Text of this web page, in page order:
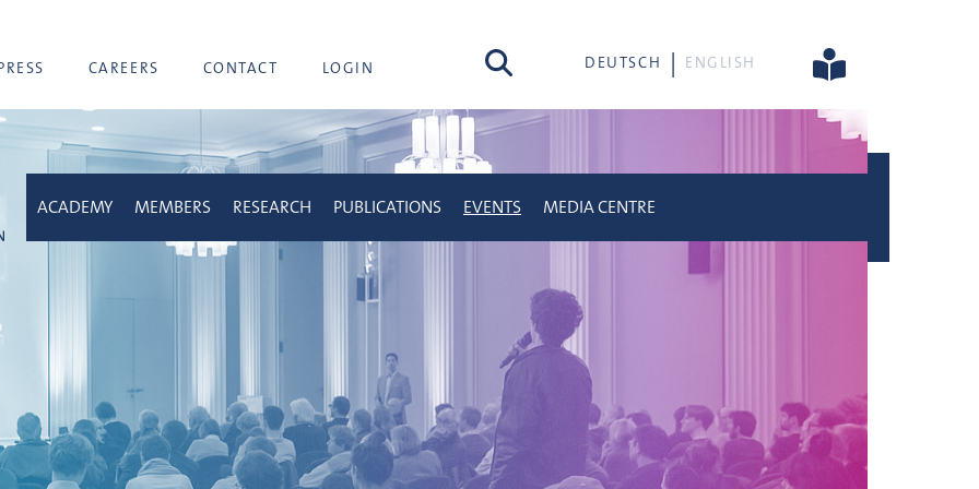
CAREERS CONTACT LOGIN search DEUTSCH ENGLISH
ACADEMY MEMBERS RESEARCH PUBLICATIONS EVENTS MEDIA CENTRE